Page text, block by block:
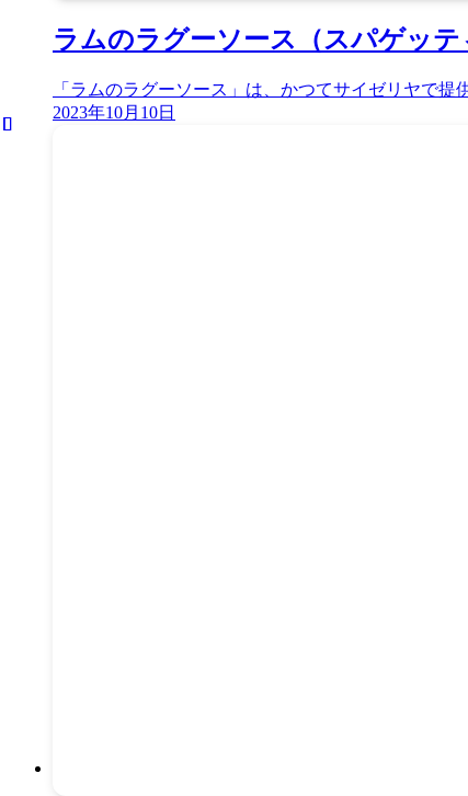
ラムのラグーソース（スパゲッテ
「ラムのラグーソース」は、かつてサイゼリヤで
2023年10月10日